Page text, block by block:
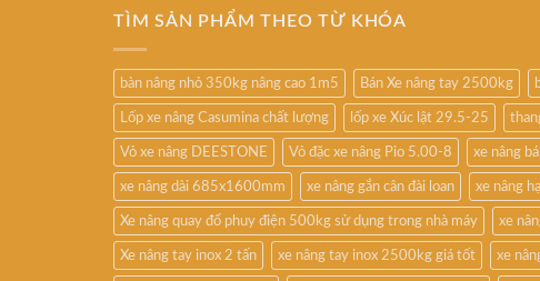
TÌM SẢN PHẨM THEO TỪ KHÓA
bàn nâng nhỏ 350kg nâng cao 1m5 Bán Xe nâng tay 2500kg
Lốp xe nâng Casumina chất lượng lốp xe Xúc lật 29.5-25
Vỏ xe nâng DEESTONE Vỏ đặc xe nâng Pio 5.00-8 xe nâng
xe nâng dài 685x1600mm xe nâng gắn cân đài loan xe nâng
Xe nâng quay đổ phuy điện 500kg sử dụng trong nhà máy xe
Xe nâng tay inox 2 tấn xe nâng tay inox 2500kg giá tốt xe